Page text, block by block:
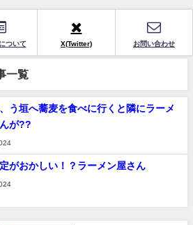
ついて X(Twitter) お問い合わせ
一覧
う垣へ蕎麦を食べに行くと隣にラーメ
が??
がおかしい！？ラーメン屋さん